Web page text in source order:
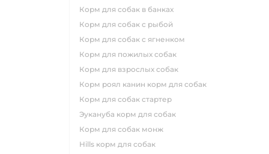
корм для собак в банках
корм для собак с рыбой
корм для собак с ягненком
корм для пожилых собак
корм для взрослых собак
корм роял канин корм для собак
корм для собак стартер
эукануба корм для собак
корм для собак монж
hills корм для собак